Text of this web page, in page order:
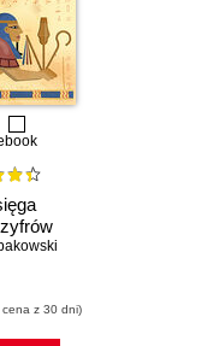
cena z 30 dni)